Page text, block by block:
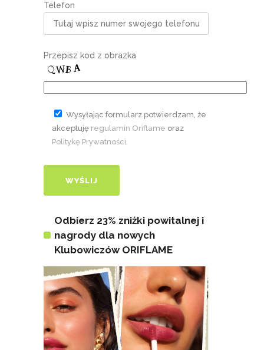
Telefon
Przepisz kod z obrazka
Wysyłając formularz potwierdzam, że
akceptuję regulamin Oriflame oraz
Politykę Prywatności
Odbierz 23% zniżki powitalnej i
nagrody dla nowych
Klubowiczów ORIFLAME